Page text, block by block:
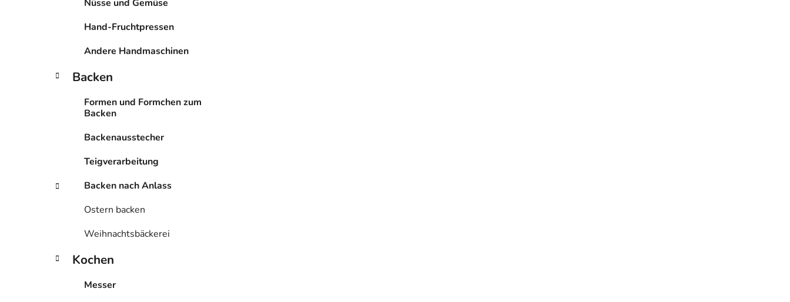
Nüsse und Gemüse
Hand-Fruchtpressen
Andere Handmaschinen
Backen
Formen und Formchen zum
Backen
Backenausstecher
Teigverarbeitung
Backen nach Anlass
Ostern backen
Weihnachtsbäckerei
Kochen
Messer